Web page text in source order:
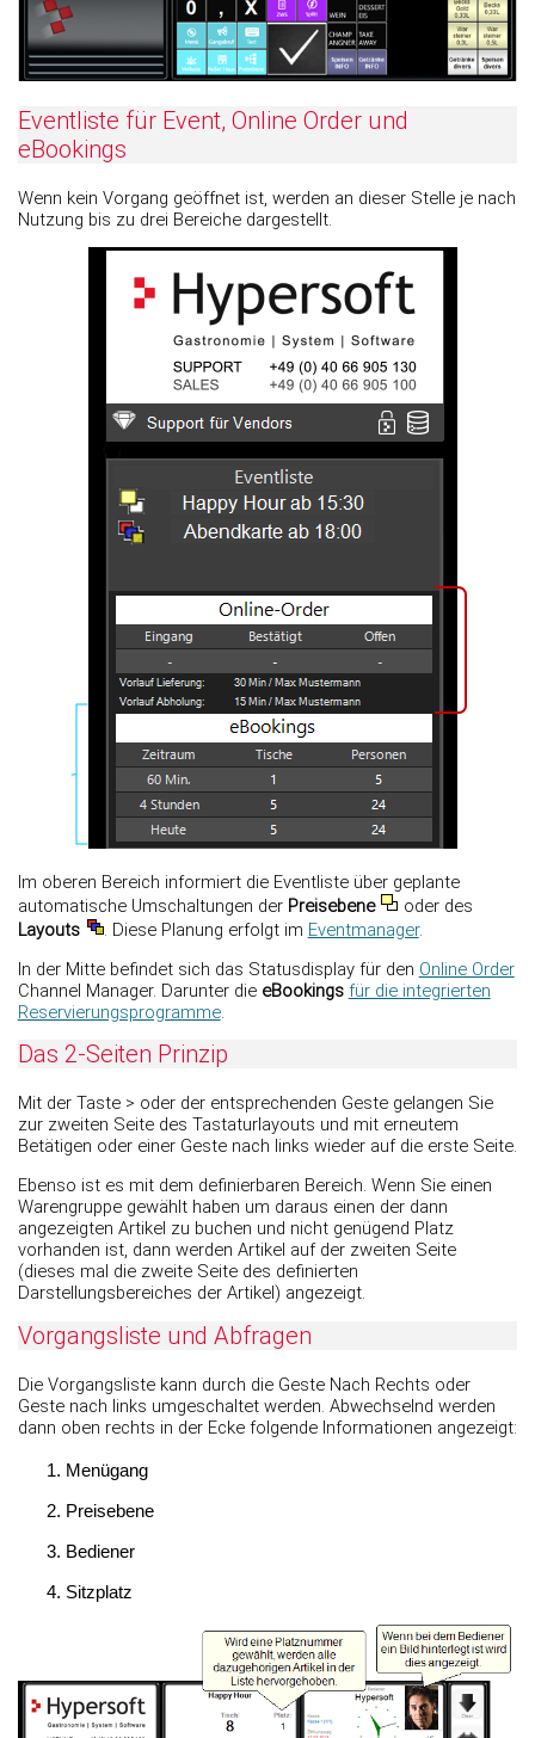
Eventliste für Event, Online Order und
eBookings
Wenn kein Vorgang geöffnet ist, werden an dieser Stelle je nach
Nutzung bis zu drei Bereiche dargestellt.
Im oberen Bereich informiert die Eventliste über geplante
automatische Umschaltungen der Preisebene
oder des
Layouts
. Diese Planung erfolgt im Eventmanager.
In der Mitte befindet sich das Statusdisplay für den Online Order
Channel Manager. Darunter die eBookings für die integrierten
Reservierungsprogramme.
Das 2-Seiten Prinzip
Mit der Taste > oder der entsprechenden Geste gelangen Sie
zur zweiten Seite des Tastaturlayouts und mit erneutem
Betätigen oder einer Geste nach links wieder auf die erste Seite.
Ebenso ist es mit dem definierbaren Bereich. Wenn Sie einen
Warengruppe gewählt haben um daraus einen der dann
angezeigten Artikel zu buchen und nicht genügend Platz
vorhanden ist, dann werden Artikel auf der zweiten Seite
(dieses mal die zweite Seite des definierten
Darstellungsbereiches der Artikel) angezeigt.
Vorgangsliste und Abfragen
Die Vorgangsliste kann durch die Geste Nach Rechts oder
Geste nach links umgeschaltet werden. Abwechselnd werden
dann oben rechts in der Ecke folgende Informationen angezeigt:
Menügang
Preisebene
Bediener
Sitzplatz